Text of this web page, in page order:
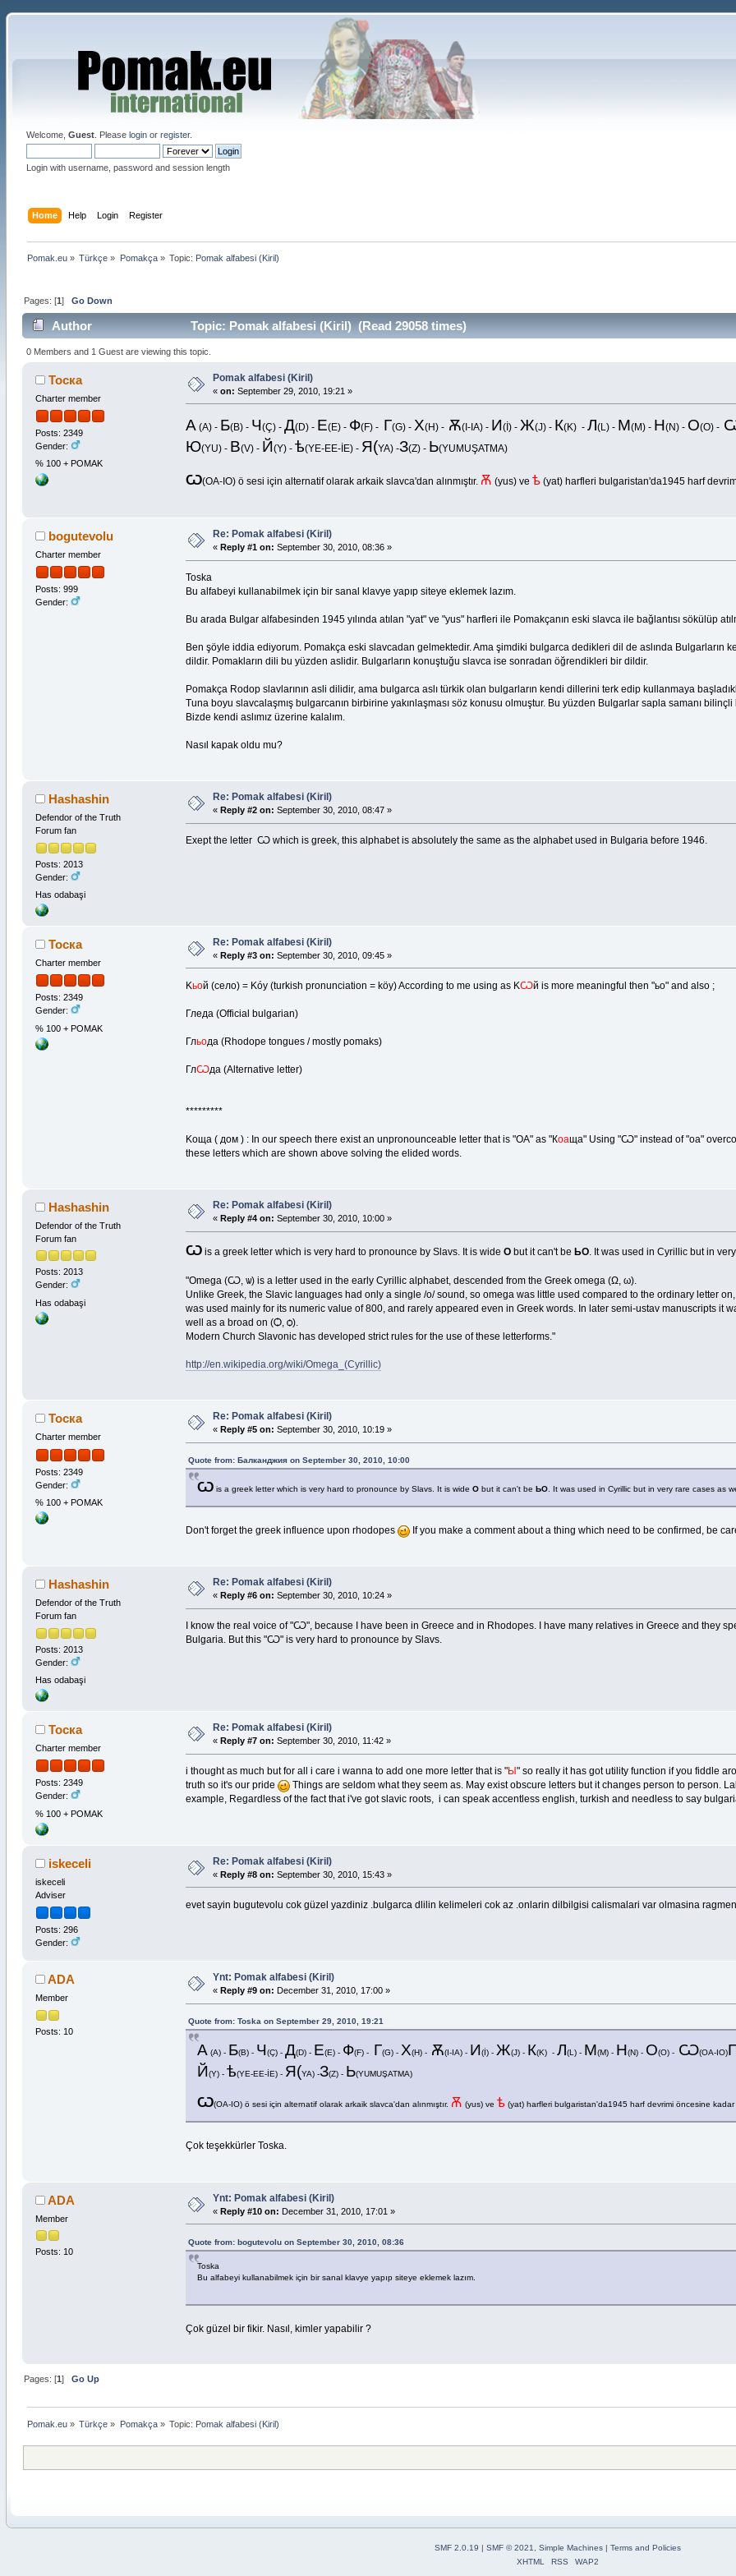
Welcome, Guest. Please loginor register.
Login with username, password and session length
Home Help Login Register
Pomak.eu» Türkçe » Pomakça» Topic: Pomak alfabesi (Kiril)
Pages: [1] Go Down
Author Topic: Pomak alfabesi (Kiril) (Read 29058 times)
0 Members and 1 Guest are viewing this topic.
Тоска
Charter member
Posts: 2349
Gender:
% 100 + POMAK
Pomak alfabesi (Kiril)
« on: September 29, 2010, 19:21 »
А (A) - Б(B) - Ч(Ç) -Д(D) - Е(E) - Ф(F) - Г(G) -Х(H) - Ѫ(I-IA) - И(İ) -Ж(J) - К(K) -Л(L) - М(M) - Н(N) - О(O) -
Ю(YU) - В(V) - Й(Y) -ѣ(YE-EE-İE) - Я(YA) -З(Z) - Ь(YUMUŞATMA)
Ѡ(OA-IO) ö sesi için alternatif olarak arkaik slavca'dan alınmıştır. Ѫ(yus) veѣ (yat) harfleri bulgaristan'da1945 harf
bogutevolu
Charter member
Posts: 999
Gender:
Re: Pomak alfabesi (Kiril)
« Reply #1 on: September 30, 2010, 08:36 »
Toska
Bu alfabeyi kullanabilmek için bir sanal klavye yapıp siteye eklemek lazım.
Bu arada Bulgar alfabesinden 1945 yılında atılan "yat" ve "yus" harfleri ile Pomakçanın eski slavca ile bağlantısı sökülüp
Ben şöyle iddia ediyorum. Pomakça eski slavcadan gelmektedir. Ama şimdiki bulgarca dedikleri dil de aslında Bulgarların
dildir. Pomakların dili bu yüzden aslidir. Bulgarların konuştuğu slavca ise sonradan öğrendikleri bir dildir.
Pomakça Rodop slavlarının asli dilidir, ama bulgarca aslı türkik olan bulgarların kendi dillerini terk edip kullanmaya
Tuna boyu slavcalaşmış bulgarcanın birbirine yakınlaşması söz konusu olmuştur. Bu yüzden Bulgarlar sapla samanı
Bizde kendi aslımız üzerine kalalım.
Nasıl kapak oldu mu?
Hashashin
Defendor of the Truth
Forum fan
Posts: 2013
Gender:
Has odabaşi
Re: Pomak alfabesi (Kiril)
« Reply #2 on: September 30, 2010, 08:47 »
Exept the letter Ѡ which is greek, this alphabet is absolutely the same as the alphabet used in Bulgaria before 1946.
Тоска
Charter member
Posts: 2349
Gender:
% 100 + POMAK
Re: Pomak alfabesi (Kiril)
« Reply #3 on: September 30, 2010, 09:45 »
Kьой (село) = Kóy (turkish pronunciation = köy) According to me using as KѠй is more meaningful then "ьо" and also ;
Гледа (Official bulgarian)
Гльода (Rhodope tongues / mostly pomaks)
ГлѠда (Alternative letter)
*********
Kоща ( дом ) : In our speech there exist an unpronounceable letter that is "OA" as "Коаща" Using "Ѡ" instead of "oa"
these letters which are shown above solving the elided words.
Hashashin
Defendor of the Truth
Forum fan
Posts: 2013
Gender:
Has odabaşi
Re: Pomak alfabesi (Kiril)
« Reply #4 on: September 30, 2010, 10:00 »
Ѡ is a greek letter which is very hard to pronounce by Slavs. It is wideO but it can't be ЬО. It was used in Cyrillic but in
"Omega (Ѡ, ѡ) is a letter used in the early Cyrillic alphabet, descended from the Greek omega (Ω, ω).
Unlike Greek, the Slavic languages had only a single /o/ sound, so omega was little used compared to the ordinary letter
was used mainly for its numeric value of 800, and rarely appeared even in Greek words. In later semi-ustav manuscripts
well as a broad on (Ѻ, ѻ).
Modern Church Slavonic has developed strict rules for the use of these letterforms."
http://en.wikipedia.org/wiki/Omega_(Cyrillic)
Тоска
Charter member
Posts: 2349
Gender:
% 100 + POMAK
Re: Pomak alfabesi (Kiril)
« Reply #5 on: September 30, 2010, 10:19 »
Quote from: Балканджия on September 30, 2010, 10:00
Ѡ is a greek letter which is very hard to pronounce by Slavs. It is wideO but it can't beЬО. It was used in Cyrillic but in very rare cases as
Don't forget the greek influence upon rhodopes If you make a comment about a thing which need to be confirmed, be
Hashashin
Defendor of the Truth
Forum fan
Posts: 2013
Gender:
Has odabaşi
Re: Pomak alfabesi (Kiril)
« Reply #6 on: September 30, 2010, 10:24 »
I know the real voice of "Ѡ", because I have been in Greece and in Rhodopes. I have many relatives in Greece and they
Bulgaria. But this "Ѡ" is very hard to pronounce by Slavs.
Тоска
Charter member
Posts: 2349
Gender:
% 100 + POMAK
Re: Pomak alfabesi (Kiril)
« Reply #7 on: September 30, 2010, 11:42 »
i thought as much but for all i care i wanna to add one more letter that is "Ы" so really it has got utility function if you fiddle
truth so it's our pride
Things are seldom what they seem as. May exist obscure letters but it changes person to person.
example, Regardless of the fact that i've got slavic roots, i can speak accentless english, turkish and needless to say
iskeceli
iskeceli
Adviser
Posts: 296
Gender:
Re: Pomak alfabesi (Kiril)
« Reply #8 on: September 30, 2010, 15:43 »
evet sayin bugutevolu cok güzel yazdiniz .bulgarca dlilin kelimeleri cok az .onlarin dilbilgisi calismalari var olmasina
ADA
Member
Posts: 10
Ynt: Pomak alfabesi (Kiril)
« Reply #9 on: December 31, 2010, 17:00 »
Quote from: Toska on September 29, 2010, 19:21
А (A) - Б(B) - Ч(Ç) -Д(D) - Е(E) - Ф(F) - Г(G) -Х(H) - Ѫ(I-IA) - И(İ) -Ж(J) - К(K) -Л(L) - М(M) - Н(N) - О(O) - Ѡ(OA-IO)
Й(Y) - ѣ(YE-EE-İE) - Я(YA) -З(Z) - Ь(YUMUŞATMA)
Ѡ(OA-IO) ö sesi için alternatif olarak arkaik slavca'dan alınmıştır. Ѫ(yus) ve ѣ (yat) harfleri bulgaristan'da1945 harf devrimi öncesine
Çok teşekkürler Toska.
ADA
Member
Posts: 10
Ynt: Pomak alfabesi (Kiril)
« Reply #10 on: December 31, 2010, 17:01 »
Quote from: bogutevolu on September 30, 2010, 08:36
Toska
Bu alfabeyi kullanabilmek için bir sanal klavye yapıp siteye eklemek lazım.
Çok güzel bir fikir. Nasıl, kimler yapabilir ?
Pages: [1] Go Up
Pomak.eu» Türkçe » Pomakça» Topic: Pomak alfabesi (Kiril)
SMF 2.0.19 |SMF © 2021 ,Simple Machines |Terms and Policies
XHTML
RSS WAP2